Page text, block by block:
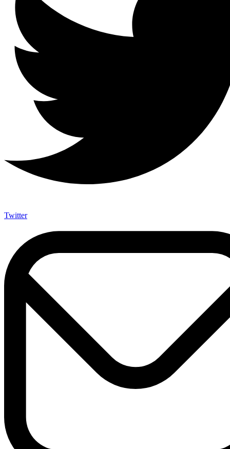
Twitter